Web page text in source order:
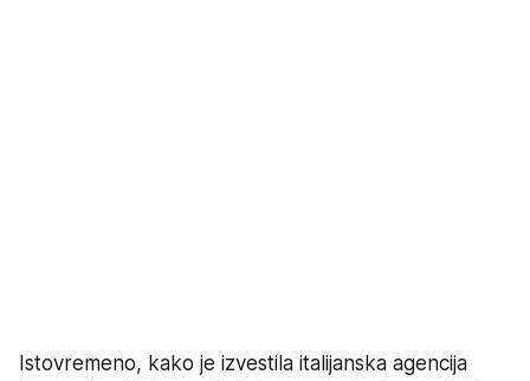
Istovremeno, kako je izvestila italijanska agencija